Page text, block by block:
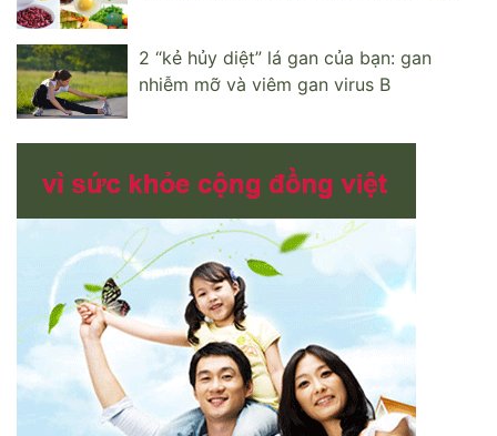
2 “kẻ hủy diệt” lá gan của bạn: gan
nhiễm mỡ và viêm gan virus B